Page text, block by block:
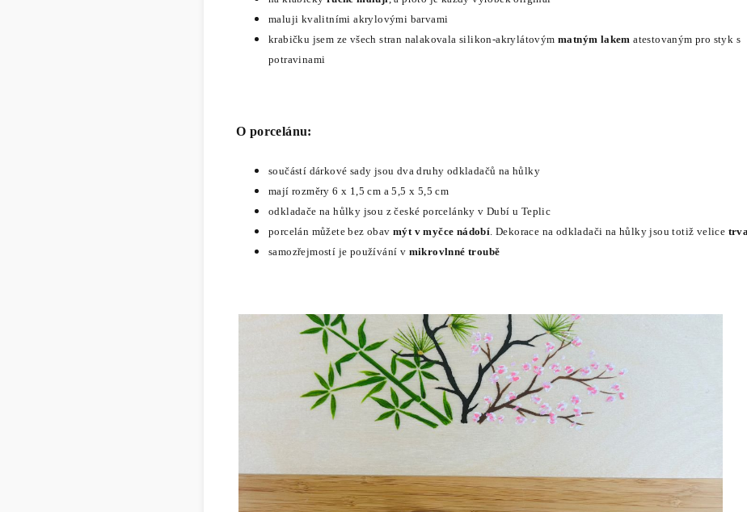
maluji kvalitními akrylovými barvami
krabičku jsem ze všech stran nalakovala silikon-akrylátovým matným lakematestovaným pro styk s
potravinami
O porcelánu:
součástí dárkové sady jsou dva druhy odkladačů na hůlky
mají rozměry 6 x 1,5 cm a5,5 x 5,5 cm
odkladače na hůlky jsou z české porcelánky v Dubí u Teplic
porcelán můžete bez obav mýt v myčce nádobí . Dekorace na odkladači na hůlky jsou totiž velice
samozřejmostí je používání v mikrovlnné troubě